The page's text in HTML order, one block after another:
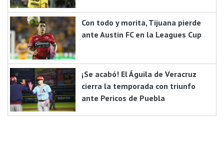
Con todo y morita, Tijuana pierde
ante Austin FC en la Leagues Cup
¡Se acabó! El Águila de Veracruz
cierra la temporada con triunfo
ante Pericos de Puebla